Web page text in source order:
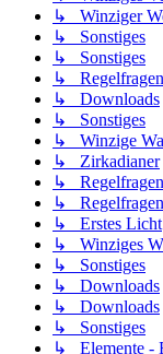
↳ Winziger
↳ Sonstiges
↳ Sonstiges
↳ Regelfragen
↳ Downloads
↳ Sonstiges
↳ Winzige
↳ Zirkadianer
↳ Regelfragen
↳ Regelfragen
↳ Erstes Licht
↳ Winziges
↳ Sonstiges
↳ Downloads
↳ Downloads
↳ Sonstiges
↳ Elemente -